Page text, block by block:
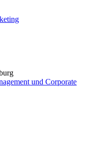
und Corporate